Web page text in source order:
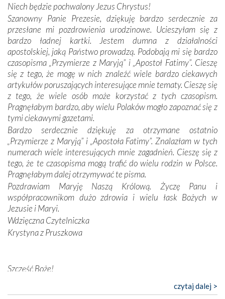
mieliśmy okazję przekonać się, że Maryja swoją opieką
otacza nie tylko nasz naród, lecz wszystkie nacje, które
się Jej ufnie oddają, a także każdą osobę, która zawierza
Jej siebie oraz swych bliskich.
Dzieje Portugalii to również historia wierności Bogu i
odstępstw, także w życiu władców. Trudne momenty w
wymiarze tak osobistym, jak i zbiorowym, przypominają o
konieczności ciągłego zabiegania o własną duszę i o łaskę
Opatrzności. Wierność przynosi pomyślność –
przynajmniej w życiu duchowym. Odstępstwo owocuje
nieszczęściem i śmiercią. Te uniwersalne prawdy
przychodziły na myśl, gdy słuchaliśmy opowieści
przewodników o portugalskich monarchach i wodzach,
zwycięskich bitwach i nieszczęśliwych losach grzesznych
kochanków.
Byli tym razem pośród Apostołów Fatimy reprezentanci
każdego spośród żyjących pokoleń. Najmłodszy uczestnik
liczył sobie 13 lat, zaś senior, pan Zdzisław – już 94.
Całe życie marzyłem, by tu przyjechać
Nasza pielgrzymka nie byłaby tak bogata w duchową treść
Oprócz zapewnienia nam możliwości codziennego
Niech będzie pochwalony Jezus Chrystus!
Szanowny Panie Prezesie, dziękuję bardzo serdecznie za
przesłane mi pozdrowienia urodzinowe. Ucieszyłam się z
bardzo ładnej kartki. Jestem dumna z działalności
apostolskiej, jaką Państwo prowadzą. Podobają mi się bardzo
czasopisma „Przymierze z Maryją” i „Apostoł Fatimy”. Cieszę
się z tego, że mogę w nich znaleźć wiele bardzo ciekawych
artykułów poruszających interesujące mnie tematy. Cieszę się
z tego, że wiele osób może korzystać z tych czasopism.
Pragnęłabym bardzo, aby wielu Polaków mogło zapoznać się z
tymi ciekawymi gazetami.
Bardzo serdecznie dziękuję za otrzymane ostatnio
„Przymierze z Maryją” i „Apostoła Fatimy”. Znalazłam w tych
numerach wiele interesujących mnie zagadnień. Cieszę się z
tego, że te czasopisma mogą trafić do wielu rodzin w Polsce.
Pragnęłabym dalej otrzymywać te pisma.
Pozdrawiam Maryję Naszą Królową. Życzę Panu i
współpracownikom dużo zdrowia i wielu łask Bożych w
Jezusie i Maryi.
Wdzięczna Czytelniczka
Krystyna z Pruszkowa
Szczęść Boże!
to pismo, które bardzo sobie cenię i szanuję. Redagujecie
czytaj dalej >